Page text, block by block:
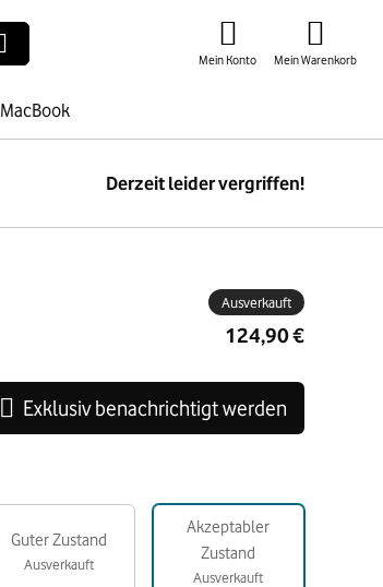
Mein Konto Mein Warenkorb
MacBook
Derzeit leider vergriffen!
Ausverkauft
124,90 €
Exklusiv benachrichtigt werden
Guter Zustand
Ausverkauft
Akzeptabler
Zustand
Ausverkauft